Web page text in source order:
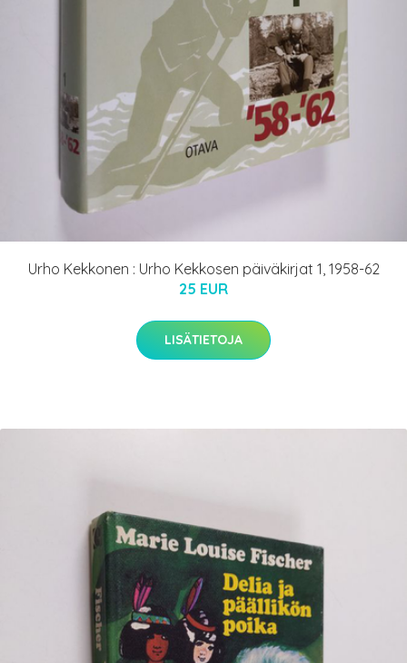
Urho Kekkonen : Urho Kekkosen päiväkirjat 1, 1958-62
25 EUR
LISÄTIETOJA